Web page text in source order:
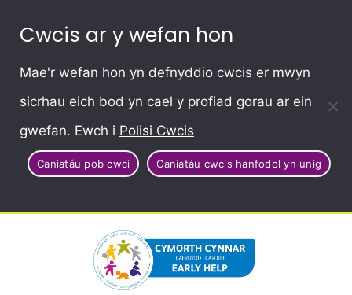
Cwcis ar y wefan hon
Mae'r wefan hon yn defnyddio cwcis er mwyn
sicrhau eich bod yn cael y profiad gorau ar ein
gwefan. Ewch i Polisi Cwcis
Caniatáu pob cwci Caniatáu cwcis hanfodol yn unig